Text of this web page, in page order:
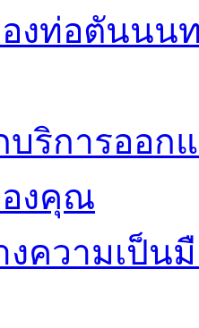
งท่อตันนน
บริการออ
งคุณ
งความเป็